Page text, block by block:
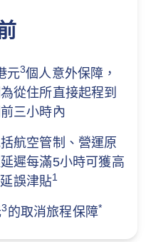
元3個人意外保障，
從住所直接起程到
三小時內
航空管制、營運原
遲每滿5小時可獲高
誤津貼1
3 的取消旅程保障*